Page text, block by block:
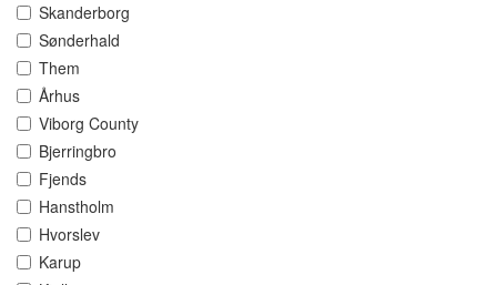
Skanderborg
Sønderhald
Them
Århus
Viborg County
Bjerringbro
Fjends
Hanstholm
Hvorslev
Karup